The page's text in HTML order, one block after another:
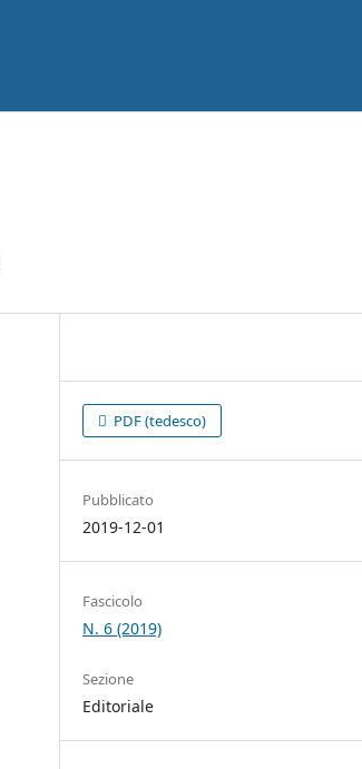
PDF (tedesco)
Pubblicato
2019-12-01
Fascicolo
N. 6 (2019)
Sezione
Editoriale